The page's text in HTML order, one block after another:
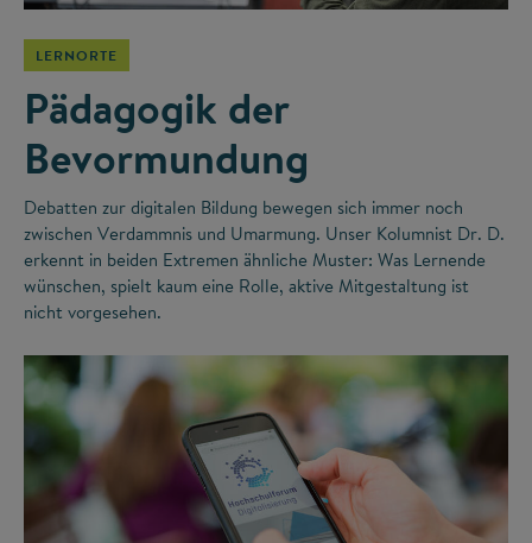
LERNORTE
Pädagogik der
Bevormundung
Debatten zur digitalen Bildung bewegen sich immer noch
zwischen Verdammnis und Umarmung. Unser Kolumnist Dr. D.
erkennt in beiden Extremen ähnliche Muster: Was Lernende
wünschen, spielt kaum eine Rolle, aktive Mitgestaltung ist
nicht vorgesehen.